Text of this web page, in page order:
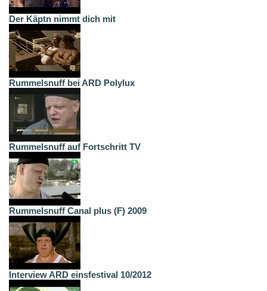
Der Käptn nimmt dich mit
Rummelsnuff bei ARD Polylux
Rummelsnuff auf Fortschritt TV
Rummelsnuff Canal plus (F) 2009
Interview ARD einsfestival 10/2012